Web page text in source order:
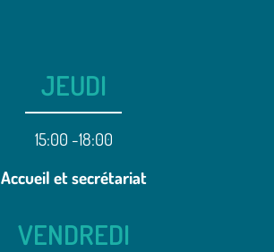
JEUDI
15:00 -18:00
Accueil et secrétariat
VENDREDI